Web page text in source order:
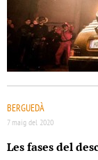
BERGUEDÀ
7 maig del 2020
Les fases del